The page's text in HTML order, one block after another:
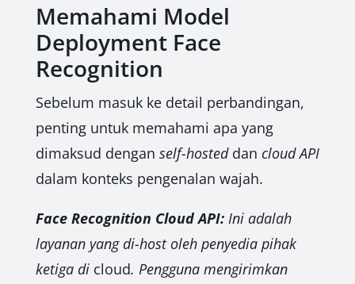
Memahami Model
Deployment Face
Recognition
Sebelum masuk ke detail perbandingan,
penting untuk memahami apa yang
dimaksud dengan self-hosteddan cloud API
dalam konteks pengenalan wajah.
Face Recognition Cloud API:Ini adalah
layanan yang di-host oleh penyedia pihak
ketiga di cloud. Pengguna mengirimkan